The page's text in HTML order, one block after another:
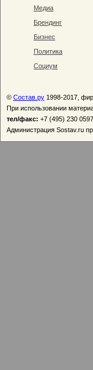
Медиа
Брендинг
Бизнес
Политика
Социум
© Состав.ру 1998-2017,
При использовании
тел/факс: +7 (495) 230 0597
Администрация Sostav.ru